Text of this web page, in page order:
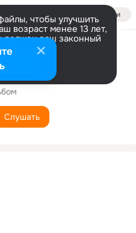
Войти
чтобы улучшить
возраст менее 13 лет,
должен ваш законный
информации
Goswami
Слушать